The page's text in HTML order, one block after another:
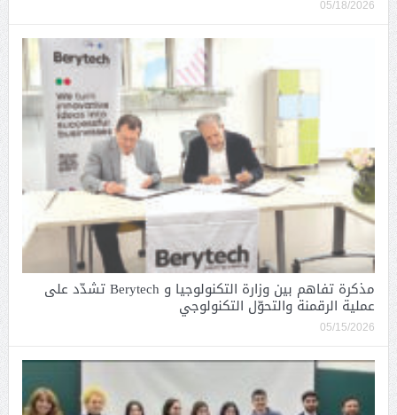
05/18/2026
مذكرة تفاهم بين وزارة التكنولوجيا و Berytech تشدّد على
عملية الرقمنة والتحوّل التكنولوجي
05/15/2026